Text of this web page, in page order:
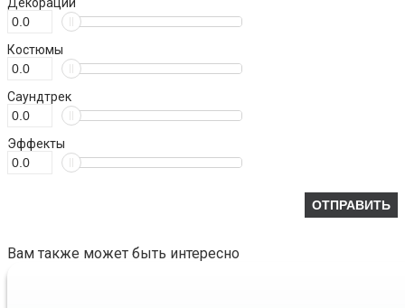
Декорации
Костюмы
Саундтрек
Эффекты
Вам также может быть интересно